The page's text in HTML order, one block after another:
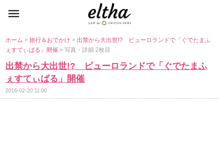
ホーム>旅行＆おでかけ>出禁から大出世!? ピューロランドで「ぐでたまふ
ぇすてぃばる」開催> 写真・詳細 2枚目
出禁から大出世!? ピューロランドで「ぐでたまふ
ぇすてぃばる」開催
2016-02-20 11:00